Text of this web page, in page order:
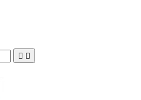
 